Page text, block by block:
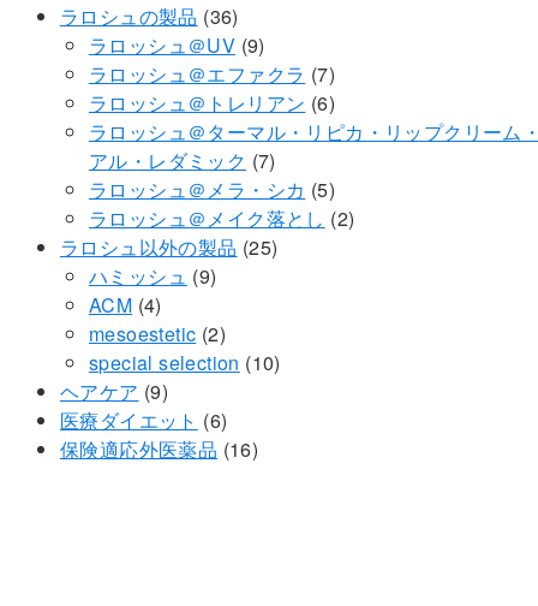
ラロシュの製品 3636
個
の
商
品
ラロッシュ＠UV 99
個
の
商
品
ラロッシュ＠エファクラ 77
個
の
品
ラロッシュ＠トレリアン 66
個
商
品
ラロッシュ＠ターマル・リピカ・リップクリーム
アル・レダミック 77
個
の
商
ラロッシュ＠メラ・シカ 55
個
ラロッシュ＠メイク落とし 22
ラロシュ以外の製品 2525
品
ハミッシュ 99
の
商
ACM 44
個
の
商
品
mesoestetic 22
個
商
品
special selection 1010
ヘアケア 99
個
の
医療ダイエット 66
個
保険適応外医薬品 1616